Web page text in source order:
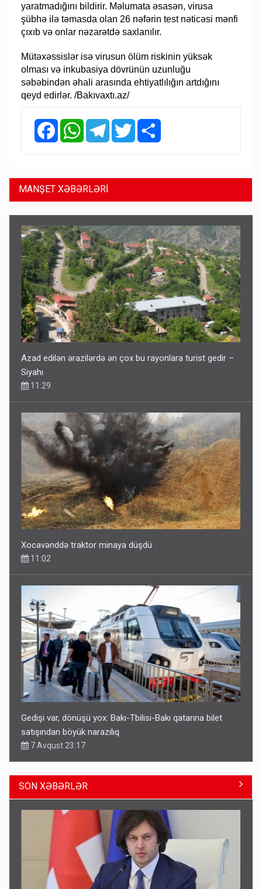
yaratmadığını bildirir. Məlumata əsasən, virusa
şübhə ilə təmasda olan 26 nəfərin test nəticəsi mənfi
çıxıb və onlar nəzarətdə saxlanılır.
Mütəxəssislər isə virusun ölüm riskinin yüksək
olması və inkubasiya dövrünün uzunluğu
səbəbindən əhali arasında ehtiyatlılığın artdığını
qeyd edirlər. /Bakıvaxtı.az/
FacebookWhatsAppTelegramTwitter
MANŞET XƏBƏRLƏRİ
Azad edilən ərazilərdə ən çox bu rayonlara turist gedir –
Siyahı
11:29
Xocavənddə traktor minaya düşdü
11:02
Gedişi var, dönüşü yox: Bakı-Tbilisi-Bakı qatarına bilet
satışından böyük narazılıq
7 Avqust 23:17
SON XƏBƏRLƏR